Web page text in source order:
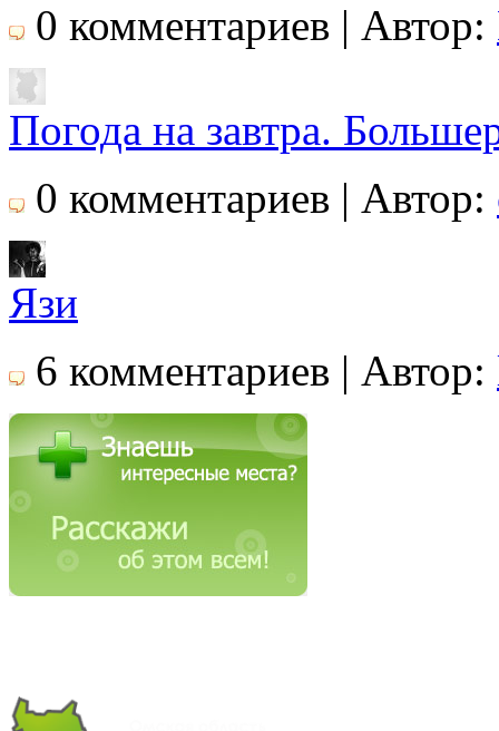
0 комментариев | Автор:
Погода на завтра.
0 комментариев | Автор:
Язи
6 комментариев | Автор: